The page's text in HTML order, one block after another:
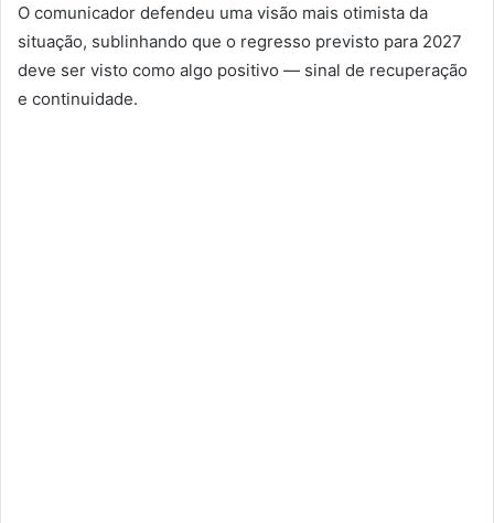
O comunicador defendeu uma visão mais otimista da
situação, sublinhando que o regresso previsto para 2027
deve ser visto como algo positivo — sinal de recuperação
e continuidade.